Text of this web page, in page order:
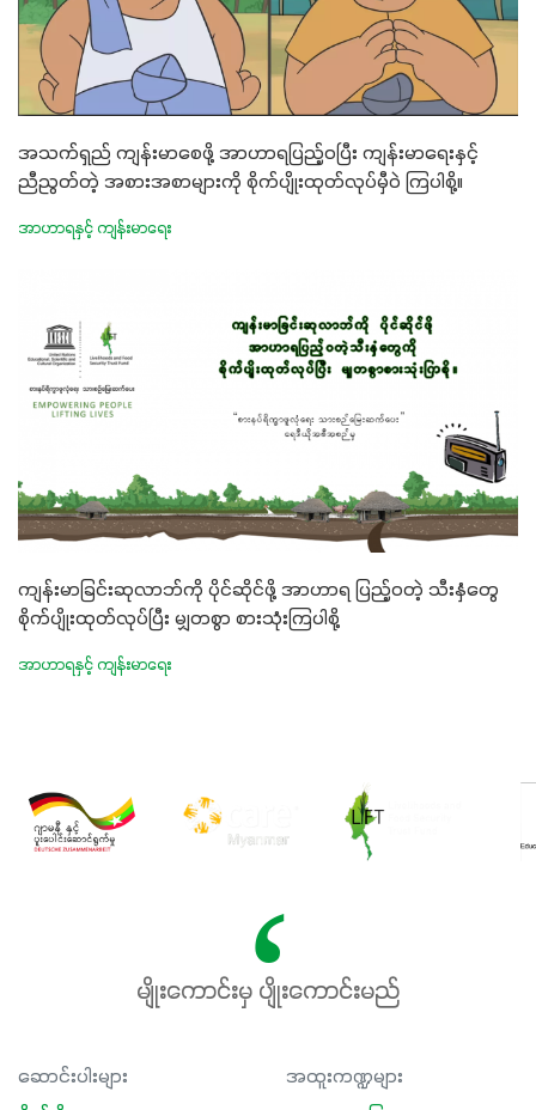
အသက်ရှည် ကျန်းမာစေဖို့ အာဟာရပြည့်ဝပြီး ကျန်းမာရေးနှင့်
ညီညွတ်တဲ့ အစားအစာများကို စိုက်ပျိုးထုတ်လုပ်မှီဝဲ ကြပါစို့။
အာဟာရနှင့် ကျန်းမာရေး
ကျန်းမာခြင်းဆုလာဘ်ကို ပိုင်ဆိုင်ဖို့ အာဟာရ ပြည့်ဝတဲ့ သီးနှံတွေ
စိုက်ပျိုးထုတ်လုပ်ပြီး မျှတစွာ စားသုံးကြပါစို့
အာဟာရနှင့် ကျန်းမာရေး
မျိုးကောင်းမှ ပျိုးကောင်းမည်
ဆောင်းပါးများ
အထူးကဏ္ဍများ